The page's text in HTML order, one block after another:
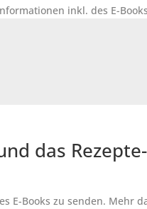
inkl. des E-Books
das
E-Books zu senden. Mehr